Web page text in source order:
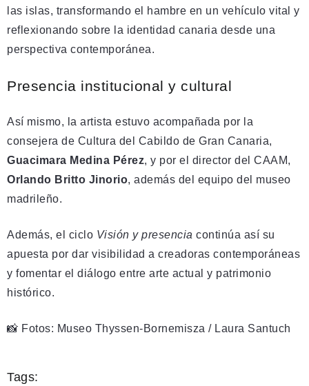
las islas, transformando el hambre en un vehículo vital y
reflexionando sobre la identidad canaria desde una
perspectiva contemporánea.
Presencia institucional y cultural
Así mismo, la artista estuvo acompañada por la
consejera de Cultura del Cabildo de Gran Canaria,
Guacimara Medina Pérez, y por el director del CAAM,
Orlando Britto Jinorio, además del equipo del museo
madrileño.
Además, el ciclo Visión y presencia continúa así su
apuesta por dar visibilidad a creadoras contemporáneas
y fomentar el diálogo entre arte actual y patrimonio
histórico.
📸 Fotos: Museo Thyssen-Bornemisza / Laura Santuch
Tags: